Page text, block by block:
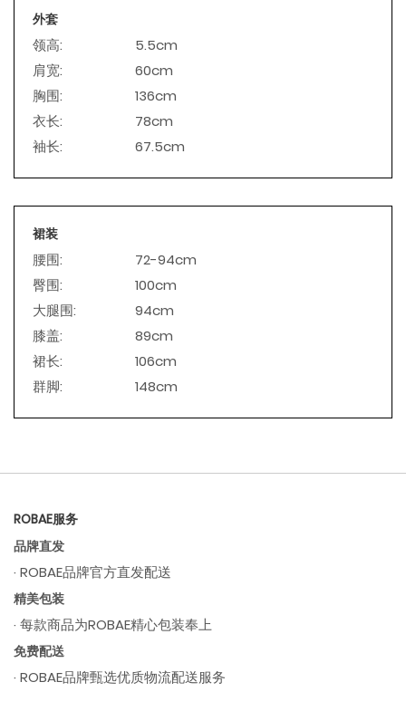
外套
领高:
5.5cm
肩宽:
60cm
胸围:
136cm
衣长:
78cm
袖长:
67.5cm
裙装
腰围:
72-94cm
臀围:
100cm
大腿围:
94cm
膝盖:
89cm
裙长:
106cm
群脚:
148cm
ROBAE服务
品牌直发
· ROBAE品牌官方直发配送
精美包装
· 每款商品为ROBAE精心包装奉上
免费配送
· ROBAE品牌甄选优质物流配送服务